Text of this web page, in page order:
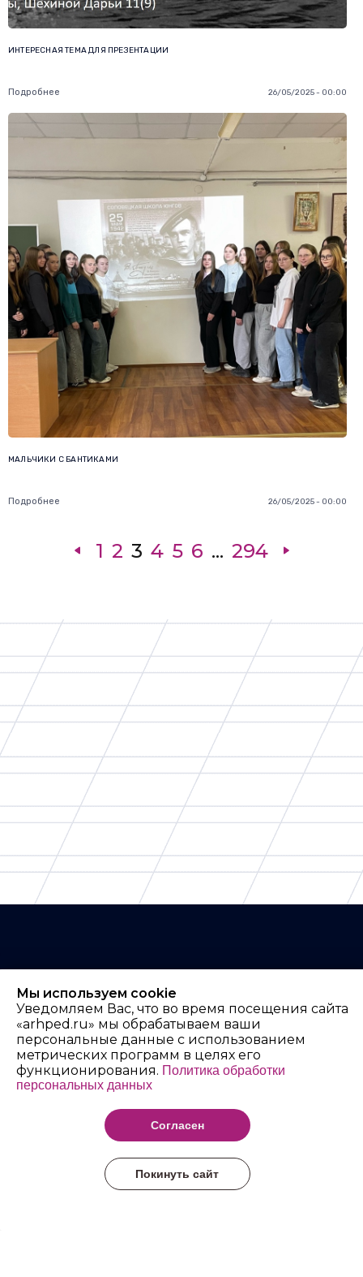
ИНТЕРЕСНАЯ ТЕМА ДЛЯ ПРЕЗЕНТАЦИИ
Подробнее 26/05/2025 - 00:00
МАЛЬЧИКИ С БАНТИКАМИ ⁣
Подробнее 26/05/2025 - 00:00
1 2 3 4 5 6 ... 294
Архангельский
педагогический
колледж имени Р.Е.
Шаниной
Мы используем cookie
Уведомляем Вас, что во время посещения сайта
«arhped.ru» мы обрабатываем ваши
персональные данные с использованием
метрических программ в целях его
функционирования. Политика обработки
персональных данных
Согласен
Покинуть сайт